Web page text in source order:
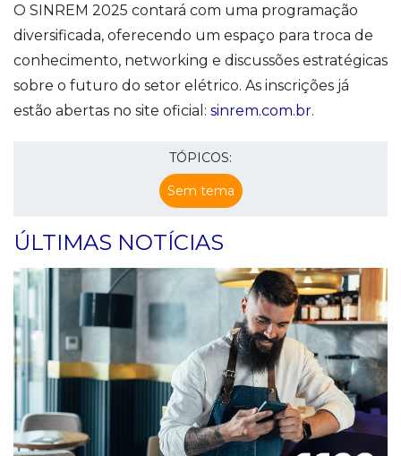
O SINREM 2025 contará com uma programação
diversificada, oferecendo um espaço para troca de
conhecimento, networking e discussões estratégicas
sobre o futuro do setor elétrico. As inscrições já
estão abertas no site oficial: sinrem.com.br.
TÓPICOS:
Sem tema
ÚLTIMAS NOTÍCIAS